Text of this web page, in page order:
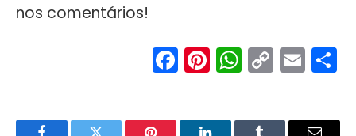
nos comentários!
Facebook
Pinterest
Copy
Link